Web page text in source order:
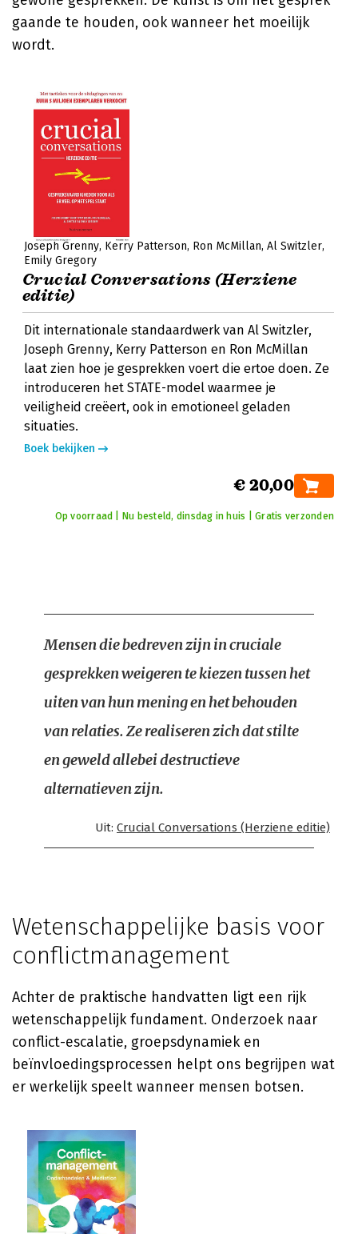
gaande te houden, ook wanneer het moeilijk
wordt.
Joseph Grenny Kerry Patterson Ron McMillan Al Switzler
Emily Gregory
Crucial Conversations (Herziene
editie)
Dit internationale standaardwerk van Al Switzler,
Joseph Grenny, Kerry Patterson en Ron McMillan
laat zien hoe je gesprekken voert die ertoe doen. Ze
introduceren het STATE-model waarmee je
veiligheid creëert, ook in emotioneel geladen
situaties.
Boek bekijken
€ 20,00
Op voorraad | Nu besteld, dinsdag in huis | Gratis verzonden
Mensen die bedreven zijn in cruciale
gesprekken weigeren te kiezen tussen het
uiten van hun mening en het behouden
van relaties. Ze realiseren zich dat stilte
en geweld allebei destructieve
alternatieven zijn.
Uit: Crucial Conversations (Herziene editie)
Wetenschappelijke basis voor
conflictmanagement
Achter de praktische handvatten ligt een rijk
wetenschappelijk fundament. Onderzoek naar
conflict-escalatie, groepsdynamiek en
beïnvloedingsprocessen helpt ons begrijpen wat
er werkelijk speelt wanneer mensen botsen.